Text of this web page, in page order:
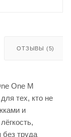
ОТЗЫВЫ (5)
One M
тех, кто не
и
без труда